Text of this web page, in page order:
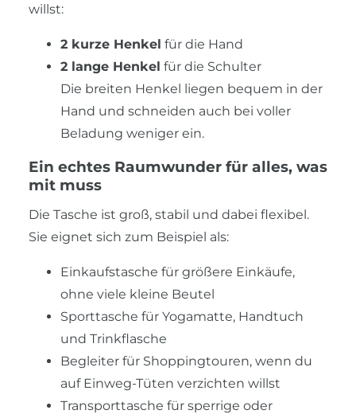
willst:
2 kurze Henkel für die Hand
2 lange Henkel für die Schulter
Die breiten Henkel liegen bequem in der
Hand und schneiden auch bei voller
Beladung weniger ein.
Ein echtes Raumwunder für alles, was
mit muss
Die Tasche ist groß, stabil und dabei flexibel.
Sie eignet sich zum Beispiel als:
Einkaufstasche für größere Einkäufe,
ohne viele kleine Beutel
Sporttasche für Yogamatte, Handtuch
und Trinkflasche
Begleiter für Shoppingtouren, wenn du
auf Einweg-Tüten verzichten willst
Transporttasche für sperrige oder